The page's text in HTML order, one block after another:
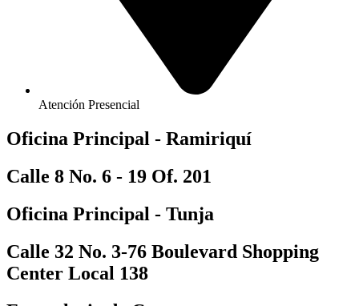
Atención Presencial
Oficina Principal - Ramiriquí
Calle 8 No. 6 - 19 Of. 201
Oficina Principal - Tunja
Calle 32 No. 3-76 Boulevard Shopping
Center Local 138